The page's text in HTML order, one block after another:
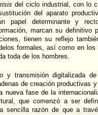
del ciclo industrial, con lo
del aparato
papel determinante y
marcan su definitivo
tienen su reflejo
formales, así como en los
toda de los hombres.
y transmisión digitalizada
de creación productivas
nueva fase de la
que comenzó a ser
sencilla razón de que a